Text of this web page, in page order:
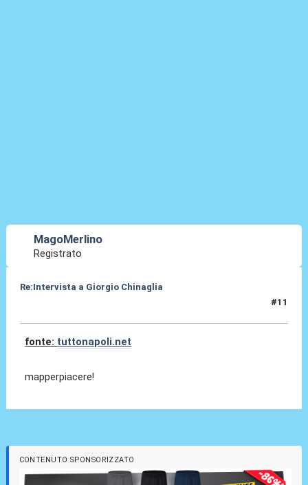
MagoMerlino
Registrato
Re:Intervista a Giorgio Chinaglia
#11
fonte: tuttonapoli.net
mapperpiacere!
CONTENUTO SPONSORIZZATO